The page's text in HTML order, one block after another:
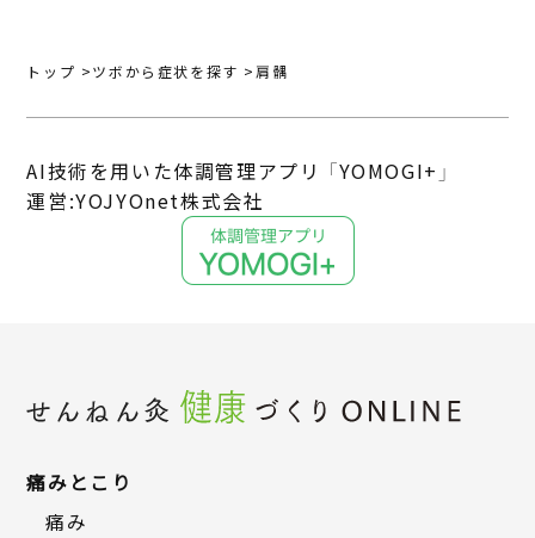
トップ ツボから症状を探す 肩髃
AI技術を用いた体調管理アプリ 「YOMOGI+」
運営:YOJYOnet株式会社
痛みとこり
痛み